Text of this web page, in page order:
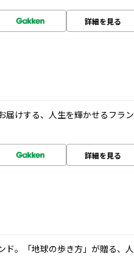
詳細を見る
届けする、人生を輝かせるフラン
詳細を見る
ド。「地球の歩き方」が贈る、人